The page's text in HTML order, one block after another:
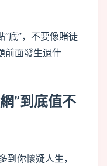
底”，不要像賭徒
前面發生過什
”到底值不
到你懷疑人生，